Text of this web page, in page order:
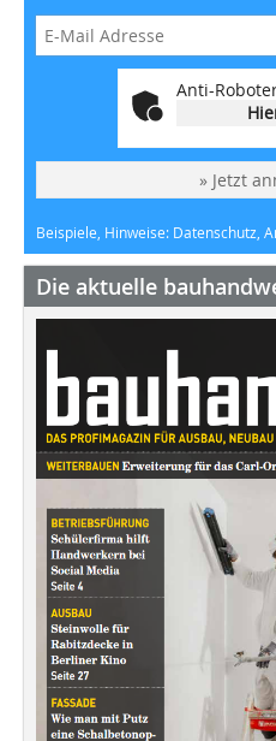
Anti-
» Jetzt
Beispiele, Hinweise: Datenschutz,
Die aktuelle